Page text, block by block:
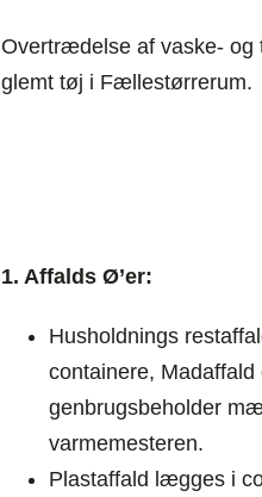
Overtrædelse af vaske- og
glemt tøj i Fællestørrerum.
1. Affalds Ø’er:
Husholdnings
containere,
genbrugsbeholder
varmemesteren.
Plastaffald lægges i